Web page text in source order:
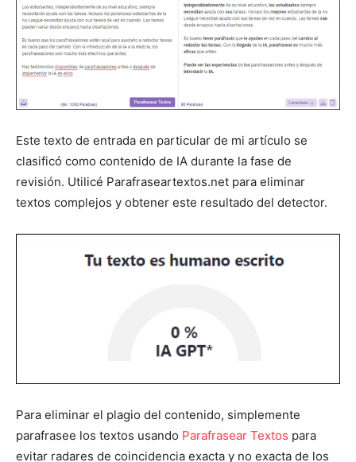
Este texto de entrada en particular de mi artículo se
clasificó como contenido de IA durante la fase de
revisión. Utilicé Parafraseartextos.net para eliminar
textos complejos y obtener este resultado del detector.
Para eliminar el plagio del contenido, simplemente
parafrasee los textos usando Parafrasear Textos para
evitar radares de coincidencia exacta y no exacta de los